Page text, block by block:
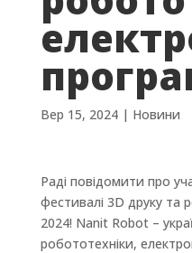
Вер 15, 2024| Новини
Раді повідомити про
фестивалі 3D друку та
2024! Nanit Robot –
робототехніки,